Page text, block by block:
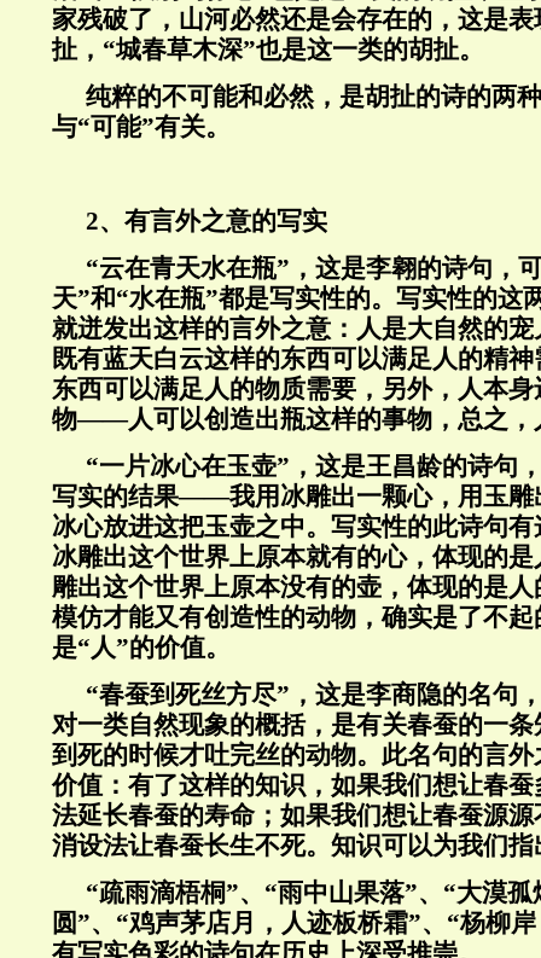
家残破了，山河必然还是会存在的，这是
扯，“城春草木深”也是这一类的胡扯。
纯粹的不可能和必然，是胡扯的诗的两
与“可能”有关。
2、有言外之意的写实
“云在青天水在瓶”，这是李翱的诗句，
天”和“水在瓶”都是写实性的。写实性的这
就迸发出这样的言外之意：人是大自然的
既有蓝天白云这样的东西可以满足人的精
东西可以满足人的物质需要，另外，人本
物——人可以创造出瓶这样的事物，总之，
“一片冰心在玉壶”，这是王昌龄的诗句
写实的结果——我用冰雕出一颗心，用玉雕
冰心放进这把玉壶之中。写实性的此诗句
冰雕出这个世界上原本就有的心，体现的
雕出这个世界上原本没有的壶，体现的是
模仿才能又有创造性的动物，确实是了不
是“人”的价值。
“春蚕到死丝方尽”，这是李商隐的名句
对一类自然现象的概括，是有关春蚕的一
到死的时候才吐完丝的动物。此名句的言
价值：有了这样的知识，如果我们想让春
法延长春蚕的寿命；如果我们想让春蚕源
消设法让春蚕长生不死。知识可以为我们
“疏雨滴梧桐”、“雨中山果落”、“大漠
圆”、“鸡声茅店月，人迹板桥霜”、“杨柳